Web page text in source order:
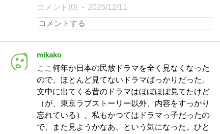
コメント(0) 2025/12/11
mikako
ここ何年か日本の民放ドラマを全く見なくなった
ので、ほとんど見てないドラマばっかりだった。
文中に出てくる昔のドラマはほぼほぼ見てたけど
（が、東京ラブストーリー以外、内容をすっかり
忘れている）。私もかつてはドラマっ子だったの
で、また見ようかなあ、という気になった。ひと